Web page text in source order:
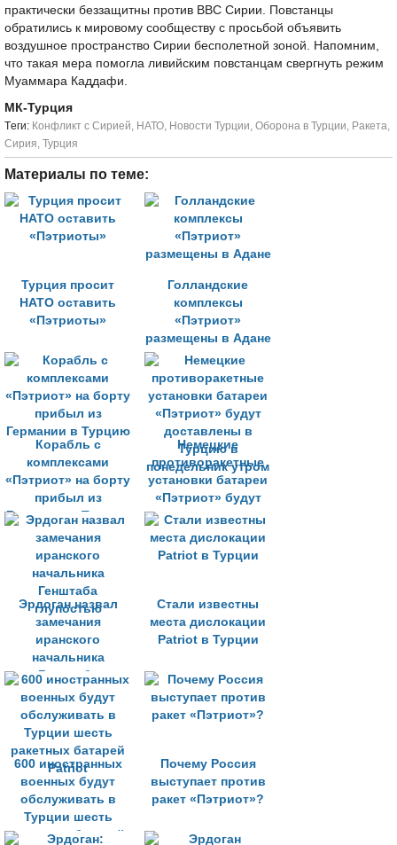
практически беззащитны против ВВС Сирии. Повстанцы
обратились к мировому сообществу с просьбой объявить
воздушное пространство Сирии бесполетной зоной. Напомним,
что такая мера помогла ливийским повстанцам свергнуть режим
Муаммара Каддафи.
МК-Турция
Tеги: Конфликт с Сирией, НАТО, Новости Турции, Оборона в Турции, Ракета,
Сирия, Турция
Материалы по теме:
Турция просит
НАТО оставить
«Пэтриоты»
Голландские
комплексы
«Пэтриот»
размещены в Адане
Корабль с
комплексами
«Пэтриот» на борту
прибыл из
Германии в Турцию
Немецкие
противоракетные
установки батареи
«Пэтриот» будут
доставлены в
Турцию в
понедельник утром
Эрдоган назвал
замечания
иранского
начальника
Генштаба
глупостью
Стали известны
места дислокации
Patriot в Турции
600 иностранных
военных будут
обслуживать в
Турции шесть
ракетных батарей
Почему Россия
выступает против
ракет «Пэтриот»?